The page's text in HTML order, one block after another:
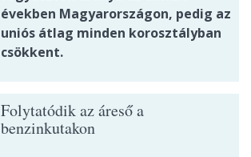
években Magyarországon, pedig az
uniós átlag minden korosztályban
csökkent.
Folytatódik az áreső a
benzinkutakon